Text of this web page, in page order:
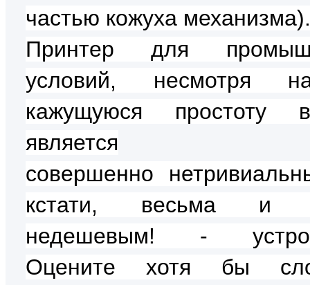
частью кожуха
Принтер для
условий, несмотря
кажущуюся простоту
является
совершенно
кстати, весьма и
недешевым! -
Оцените хотя бы